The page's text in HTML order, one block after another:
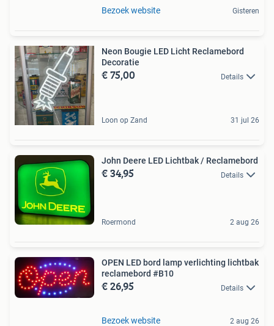
Bezoek website Gisteren
Neon Bougie LED Licht Reclamebord
Decoratie
€ 75,00 Details
Loon op Zand 31 jul 26
John Deere LED Lichtbak / Reclamebord
€ 34,95 Details
Roermond 2 aug 26
OPEN LED bord lamp verlichting lichtbak
reclamebord #B10
€ 26,95 Details
Bezoek website 2 aug 26